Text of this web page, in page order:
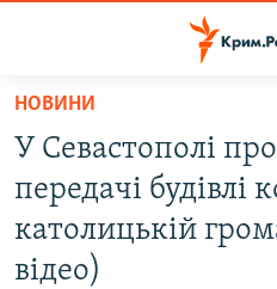
Перейти
основного
матеріалу
Перейти
до
основної
ВІДЕО ТА ФОТО
ПОЛІТИКА
НОВИНИ
У Севастополі
передачі будівлі
католицькій
відео)